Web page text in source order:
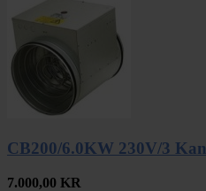
CB200/6.0KW 230V/3
7.000,00 KR